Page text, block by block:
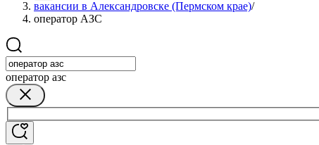
вакансии в Александровске (Пермском крае)/
оператор АЗС
оператор азс